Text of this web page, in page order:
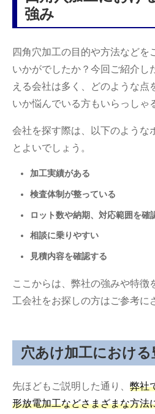
強み
四角穴加工の目的や方法などを
いかがでしたか？今回ご紹介し
える会社は多く、どのような点
いか悩んでいる方もいらっしゃ
会社を探す際は、以下のような
とよいでしょう。
加工実績がある
検査体制が整っている
ロット数や納期、対応範囲を確
相談に乗りやすい
見積内容を確認する
ここからは、弊社の強みや特徴
工会社をお探しの方はご参考に
穴あけ加工における
先ほどもご説明した通り、 弊社
形放電加工などさまざまな方法